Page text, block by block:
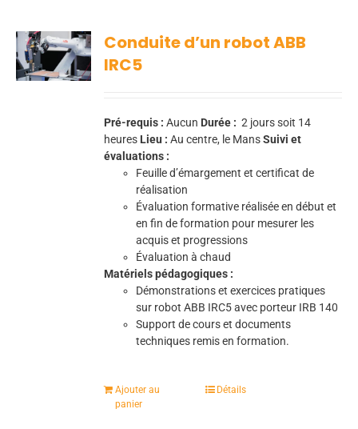
Conduite d’un robot ABB
IRC5
Pré-requis : Aucun Durée : 2 jours soit 14
heures Lieu : Au centre, le MansSuivi et
évaluations :
Feuille d’émargement et certificat de
réalisation
Évaluation formative réalisée en début et
en fin de formation pour mesurer les
acquis et progressions
Évaluation à chaud
Matériels pédagogiques :
Démonstrations et exercices pratiques
sur robot ABB IRC5 avec porteur IRB 140
Support de cours et documents
techniques remis en formation.
Ajouter au
panier
Détails